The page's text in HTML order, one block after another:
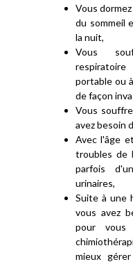
Vous
du sommeil
la nuit,
Vous
portable ou
de façon
Vous
avez besoin
Avec l'âge
troubles de
parfois
urinaires,
Suite à une
vous avez
pour vous
mieux